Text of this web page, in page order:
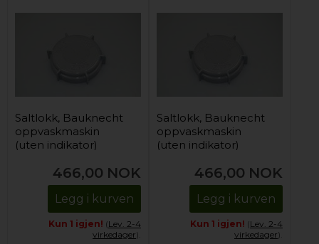
Saltlokk, Bauknecht
oppvaskmaskin
(uten indikator)
466,00 NOK
Legg i kurven
Kun 1 igjen! (Lev. 2-4
virkedager).
Saltlokk, Bauknecht
oppvaskmaskin
(uten indikator)
466,00 NOK
Legg i kurven
Kun 1 igjen! (Lev. 2-4
virkedager).